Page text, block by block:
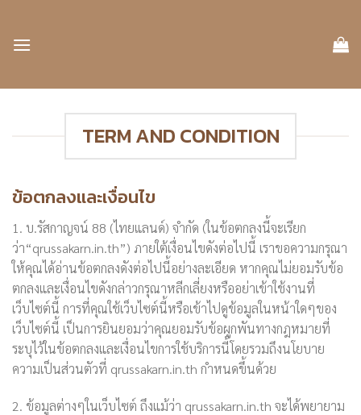
content
TERM AND CONDITION
ข้อตกลงและเงื่อนไข
1. บ.รัสกาญจน์ 88 (ไทยแลนด์) จำกัด (ในข้อตกลงนี้จะเรียก
ว่า“qrussakarn.in.th”) ภายใต้เงื่อนไขดังต่อไปนี้ เราขอความกรุณา
ให้คุณได้อ่านข้อตกลงดังต่อไปนี้อย่างละเอียด หากคุณไม่ยอมรับข้อ
ตกลงและเงื่อนไขดังกล่าวกรุณาหลีกเลี่ยงหรืออย่าเข้าใช้งานที่
เว็บไซต์นี้ การที่คุณใช้เว็บไซต์นี้หรือเข้าไปดูข้อมูลในหน้าใดๆของ
เว็บไซต์นี้ เป็นการยินยอมว่าคุณยอมรับข้อผูกพันทางกฎหมายที่
ระบุไว้ในข้อตกลงและเงื่อนไขการใช้บริการนี้โดยรวมถึงนโยบาย
ความเป็นส่วนตัวที่ qrussakarn.in.th กำหนดขึ้นด้วย
2. ข้อมูลต่างๆในเว็บไซต์ ถึงแม้ว่า qrussakarn.in.th จะได้พยายาม